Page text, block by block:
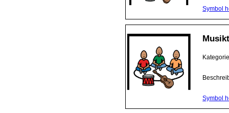
Symbol
Symbol